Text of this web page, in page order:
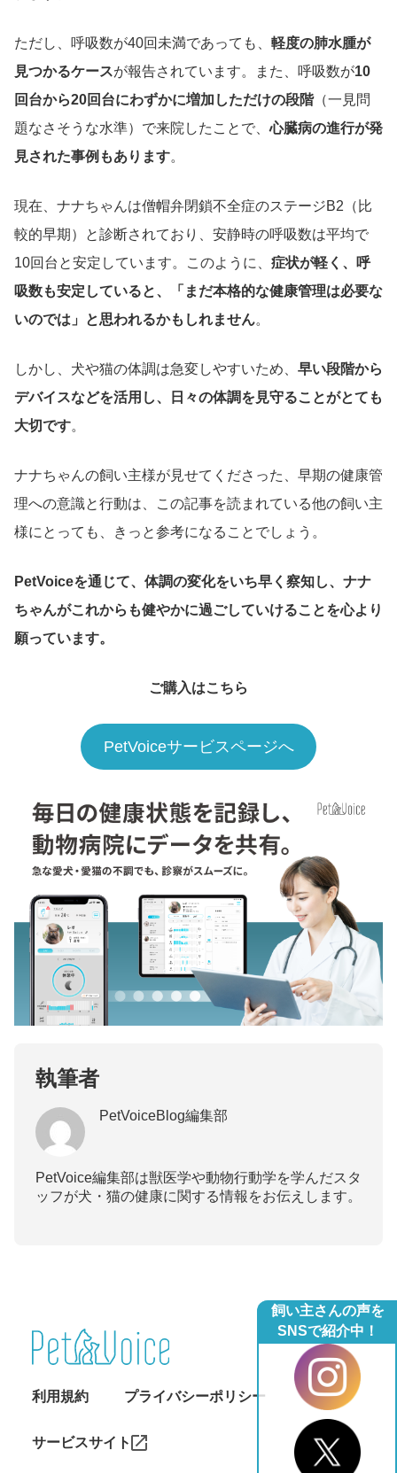
飼い主さんの声を
SNSで紹介中！
ただし、呼吸数が40回未満であっても、 軽度の肺水腫が
見つかるケースが報告されています。また、呼吸数が10
回台から20回台にわずかに増加しただけの段階（一見問
題なさそうな水準）で来院したことで、心臓病の進行が発
見された事例もあります。
現在、ナナちゃんは僧帽弁閉鎖不全症のステージB2（比
較的早期）と診断されており、安静時の呼吸数は平均で
10回台と安定しています。このように、 症状が軽く、呼
吸数も安定していると、「まだ本格的な健康管理は必要な
いのでは」と思われるかもしれません。
しかし、犬や猫の体調は急変しやすいため、 早い段階から
デバイスなどを活用し、日々の体調を見守ることがとても
大切です。
ナナちゃんの飼い主様が見せてくださった、早期の健康管
理への意識と行動は、この記事を読まれている他の飼い主
様にとっても、きっと参考になることでしょう。
PetVoiceを通じて、体調の変化をいち早く察知し、ナナ
ちゃんがこれからも健やかに過ごしていけることを心より
願っています。
ご購入はこちら
PetVoiceサービスページへ
執筆者
PetVoiceBlog編集部
PetVoice編集部は獣医学や動物行動学を学んだスタ
ッフが犬・猫の健康に関する情報をお伝えします。
利用規約 プライバシーポリシー
サービスサイト